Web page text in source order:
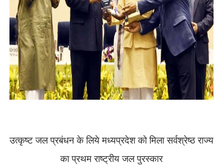
उत्कृष्ट जल प्रबंधन के लिये मध्यप्रदेश को मिला सर्वश्रेष्ठ राज्य
का प्रथम राष्ट्रीय जल पुरस्कार